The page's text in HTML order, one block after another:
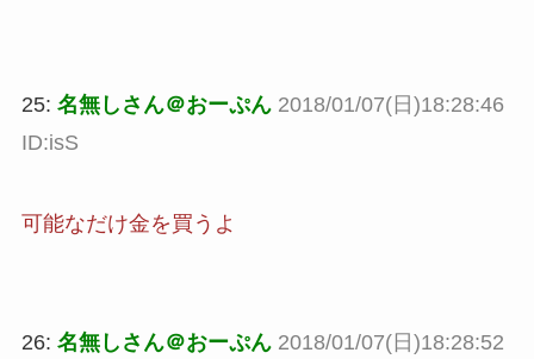
25: 名無しさん＠おーぷん 2018/01/07(日)18:28:46
ID:isS
可能なだけ金を買うよ
26: 名無しさん＠おーぷん 2018/01/07(日)18:28:52